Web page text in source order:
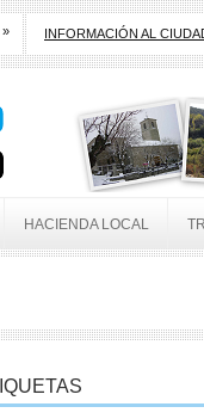
» INFORMACIÓN AL
HACIENDA LOCAL